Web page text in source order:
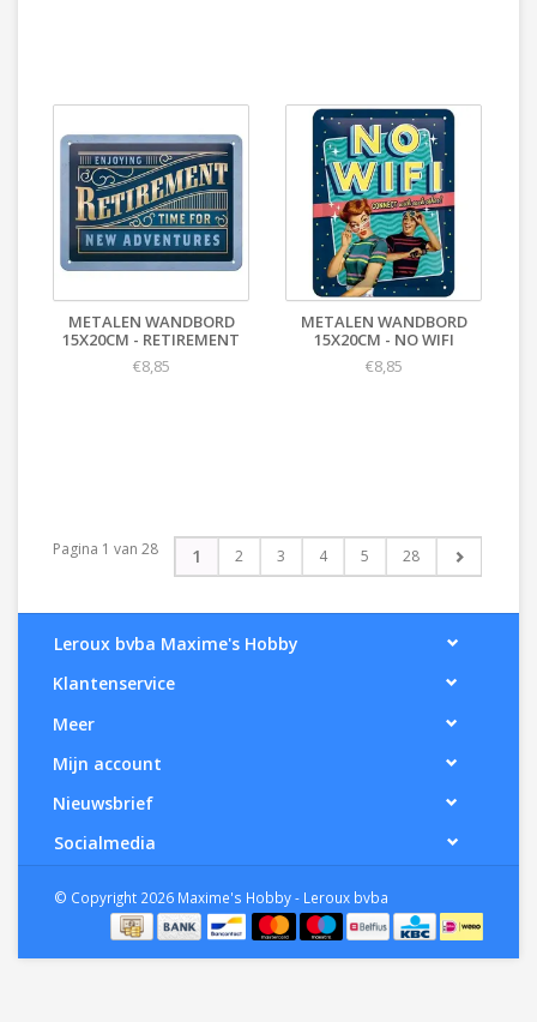
METALEN WANDBORD
15X20CM - RETIREMENT
€8,85
METALEN WANDBORD
15X20CM - NO WIFI
€8,85
Pagina 1 van 28 1 2 3 4 5 28
Leroux bvba Maxime's Hobby
Klantenservice
Meer
Mijn account
Nieuwsbrief
Socialmedia
© Copyright 2026 Maxime's Hobby - Leroux bvba